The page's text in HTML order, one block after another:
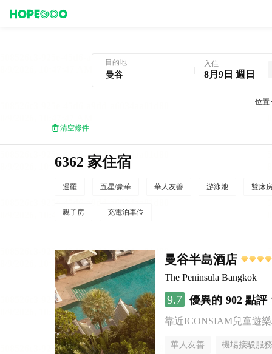
目的地 入住
8月9日 週日
位置
清空條件
6362 家住宿
暹羅 五星/豪華 華人友善 游泳池 雙床
親子房 充電泊車位
曼谷半島酒店
The Peninsula Bangkok
9.7 優異的 902 點評
靠近ICONSIAM兒童遊
華人友善 機場接駁服務